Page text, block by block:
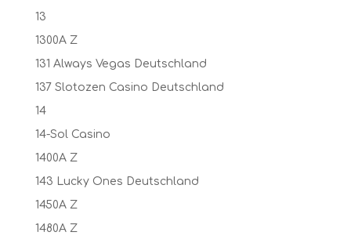
13
1300A Z
131 Always Vegas Deutschland
137 Slotozen Casino Deutschland
14
14-Sol Casino
1400A Z
143 Lucky Ones Deutschland
1450A Z
1480A Z